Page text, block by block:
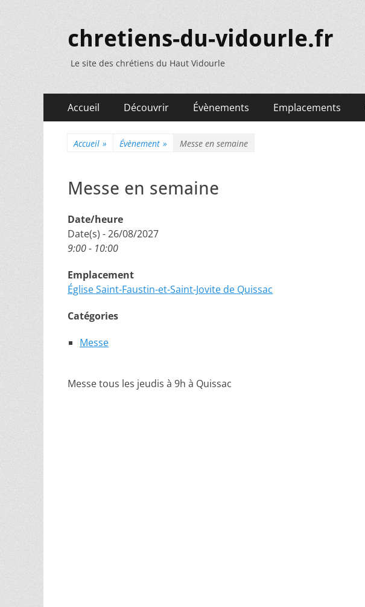
chretiens-du-vidourle.fr
Le site des chrétiens du Haut Vidourle
Menu
principal
Accueil Découvrir Évènements Emplacements
Accueil » Évènement » Messe en semaine
Messe en semaine
Date/heure
Date(s) - 26/08/2027
9:00 - 10:00
Emplacement
Église Saint-Faustin-et-Saint-Jovite de Quissac
Catégories
Messe
Messe tous les jeudis à 9h à Quissac